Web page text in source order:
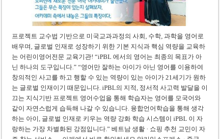
프로젝트 교수법 기반으로 미국교과과정의 사회, 수학, 과학을 영어로
배우며, 글로벌 인재로 성장하기 위한 기본 지식과 핵심 역량을 교육하
는 어린이영어전문 교육기관! “iPBL 에서의 영어는 최종의 목표가 아
닌 하나의 도구입니다.” “영어만 잘하는 아이가 아닌 영어를 이용하여
창의적인 사고를 하고 행할 수 있는 역량이 있는 아이가 21세기가 원하
는 글로벌 인재이기 때문입니다. iPBL의 지적, 정서적 사고력 발달을 이
끄는 지식기반 프로젝트 영어수업을 통해 학습자는 영어를 모국어와
같이 자연스럽게 습득해 나갈 수 있습니다. 융합언어학습을 통해 생각
하는 아이, 글로벌 인재로 키우는 역량 강화 학습 시스템이 iPBL 이 자
랑하는 가장 차별화된 강점입니다.” 베트남 생활 · 쇼핑 추천 교민이 자